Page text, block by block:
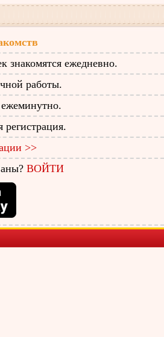
знакомятся ежедневно.
работы.
ежеминутно.
регистрация.
>>
ВОЙТИ